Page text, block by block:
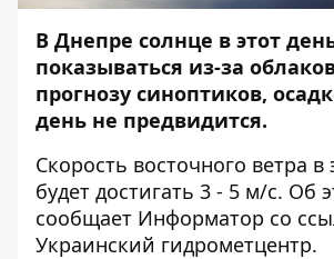
В Днепре солнце в этот
показываться из-за
прогнозу синоптиков,
день не предвидится.
Скорость восточного ветра в
будет достигать 3 - 5 м/с. Об
сообщает Информатор со
Украинский гидрометцентр.